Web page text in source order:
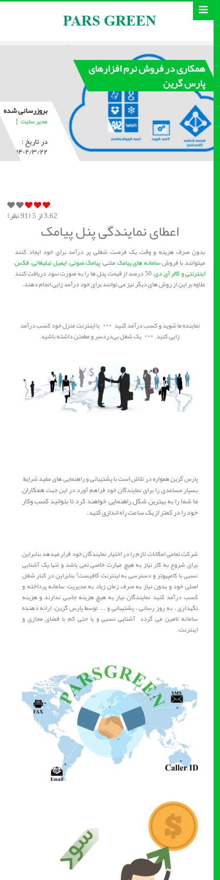
همکاری در فروش نرم افزارهای
پارس گرین
بروزرسانی شده
مدیر سایت |
در تاریخ :
۱۴۰۲/۳/۲۲
3.62از 5 ( 91نظر)
اعطای نمایندگی پنل پیامک
بدون صرف هزینه و وقت یک فرصت شغلی پر درآمد برای خود ایجاد کنند
میتوانند با فروشسامانه های پیامکمتنی،پیامک صوتی،ایمیل تبلیغاتی،فکس
اینترنتیوکالر آی دی
، 50 درصد از قیمت پنل ها را به صورت سود دریافت کنند
علاوه بر این از روش های دیگر نیز می توانند برای خود درآمد زایی انجام دهند.
نماینده ما شوید و کسب درآمد کنید *** با اینترنت منزل خود کسب درآمد
زایی کنید *** یک شغل بی‌دردسر و مطمئن داشته باشید
پارس گرین همواره در تلاش است با پشتیبانی و راهنمایی های مفید شرایط
بسیار مساعدی را برای نمایندگان خود فراهم آورد در این جهتهمکاران
ما شما را به بهترین شکل راهنمایی خواهند کرد تا بتوانید کسب وکار
خود را در کمتر از یک ساعت راه اندازی کنید.
شرکت تمامی امکانات لازم را در اختیار نمایندگان خود قرار میدهد بنابراین
برای شروع به کار نیاز به هیچ مهارت خاصی نمی باشد و تنها یک آشنایی
نسبی با کامپیوتر و دسترسی به اینترنت کافیست! بنابراین در کنار شغل
اصلی خود و بدون نیاز به صرف زمان زیاد به مدیریت سامانه پرداخته و
کسب درآمد کنید نمایندگان نیاز به هیچ هزینه جانبی ندارند و هزینه
نگهداری ، به روز رسانی ، پشتیبانی و ... توسط پارس گرین، ارائه دهنده
سامانه تامین می گردد آشنایی نسبی و یا حتی کم با فضای مجازی و
اینترنت.